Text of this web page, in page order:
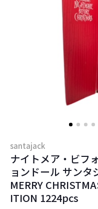
santajack
ナイトメア・ビフ
ョンドール サンタ
MERRY
ITION 1224pcs